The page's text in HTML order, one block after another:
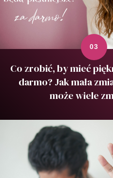
Co zrobić, by mieć
darmo? Jak mała
może wiele